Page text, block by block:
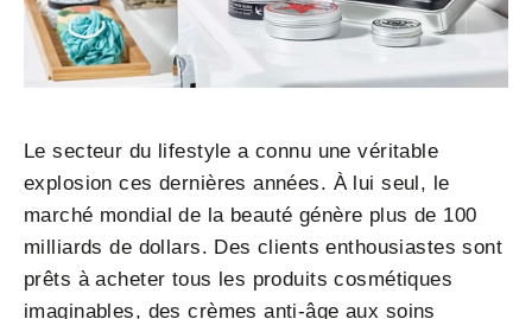
Le secteur du lifestyle a connu une véritable
explosion ces dernières années. À lui seul, le
marché mondial de la beauté génère plus de 100
milliards de dollars. Des clients enthousiastes sont
prêts à acheter tous les produits cosmétiques
imaginables, des crèmes anti-âge aux soins